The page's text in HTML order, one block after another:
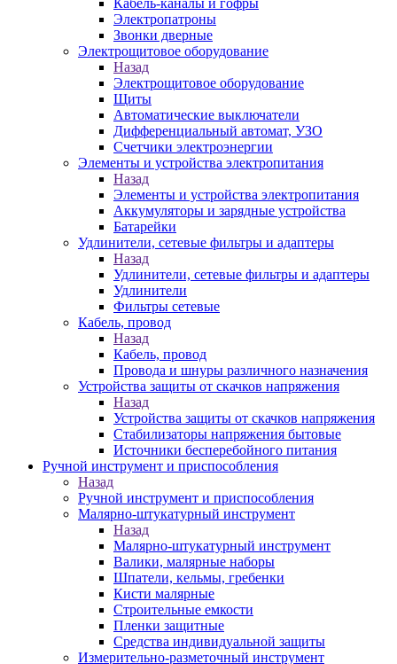
Кабель-каналы и гофры
Электропатроны
Звонки дверные
Электрощитовое оборудование
Назад
Электрощитовое оборудование
Щиты
Автоматические выключатели
Дифференциальный автомат, УЗО
Счетчики электроэнергии
Элементы и устройства электропитания
Назад
Элементы и устройства электропитания
Аккумуляторы и зарядные устройства
Батарейки
Удлинители, сетевые фильтры и адаптеры
Назад
Удлинители, сетевые фильтры и адаптеры
Удлинители
Фильтры сетевые
Кабель, провод
Назад
Кабель, провод
Провода и шнуры различного назначения
Устройства защиты от скачков напряжения
Назад
Устройства защиты от скачков напряжения
Стабилизаторы напряжения бытовые
Источники бесперебойного питания
Ручной инструмент и приспособления
Назад
Ручной инструмент и приспособления
Малярно-штукатурный инструмент
Назад
Малярно-штукатурный инструмент
Валики, малярные наборы
Шпатели, кельмы, гребенки
Кисти малярные
Строительные емкости
Пленки защитные
Средства индивидуальной защиты
Измерительно-разметочный инструмент